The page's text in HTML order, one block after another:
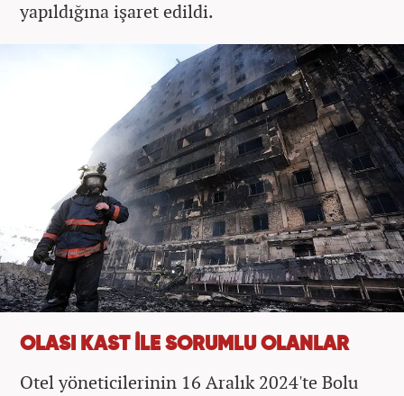
yapıldığına işaret edildi.
OLASI KAST İLE SORUMLU OLANLAR
Otel yöneticilerinin 16 Aralık 2024'te Bolu